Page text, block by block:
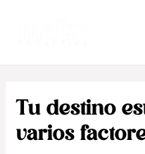
Tu destino
varios
entradas